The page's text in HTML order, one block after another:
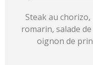
Steak au
romarin, salade
oignon de